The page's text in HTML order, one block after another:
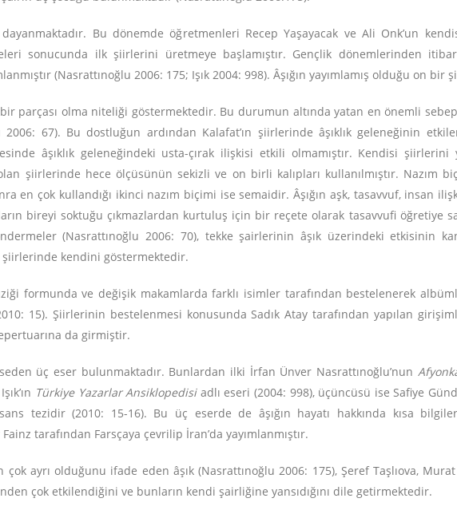
Bu dönemde öğretmenleri Recep Yaşayacak ve Ali Onk’un
sonucunda ilk şiirlerini üretmeye başlamıştır. Gençlik dönemlerinden
(Nasrattınoğlu 2006: 175; Işık 2004: 998). Âşığın yayımlamış olduğu on bir
parçası olma niteliği göstermektedir. Bu durumun altında yatan en önemli
2006: 67). Bu dostluğun ardından Kalafat’ın şiirlerinde âşıklık geleneğinin
âşıklık geleneğindeki usta-çırak ilişkisi etkili olmamıştır. Kendisi
şiirlerinde hece ölçüsünün sekizli ve on birli kalıpları kullanılmıştır. Nazım
en çok kullandığı ikinci nazım biçimi ise semaidir. Âşığın aşk, tasavvuf, insan
bireyi soktuğu çıkmazlardan kurtuluş için bir reçete olarak tasavvufi öğretiye
(Nasrattınoğlu 2006: 70), tekke şairlerinin âşık üzerindeki etkisinin
kendini göstermektedir.
formunda ve değişik makamlarda farklı isimler tarafından bestelenerek
15). Şiirlerinin bestelenmesi konusunda Sadık Atay tarafından yapılan
da girmiştir.
üç eser bulunmaktadır. Bunlardan ilki İrfan Ünver Nasrattınoğlu’nun
Türkiye Yazarlar Ansiklopedisiadlı eseri (2004: 998), üçüncüsü ise Safiye
tezidir (2010: 15-16). Bu üç eserde de âşığın hayatı hakkında kısa
tarafından Farsçaya çevrilip İran’da yayımlanmıştır.
ayrı olduğunu ifade eden âşık (Nasrattınoğlu 2006: 175), Şeref Taşlıova,
çok etkilendiğini ve bunların kendi şairliğine yansıdığını dile getirmektedir.